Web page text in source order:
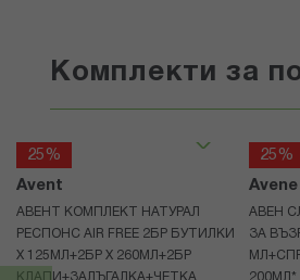
Комплекти за
25%
Avent
АВЕНТ КОМПЛЕКТ НАТУРАЛ
РЕСПОНС AIR FREE 2БР БУТИЛКИ
Х 125МЛ+2БР Х 260МЛ+2БР
КЛАПИ+ЗАЛЪГАЛКА+ЧЕТКА
25%
Avene
АВЕН
ЗА
200МЛ*